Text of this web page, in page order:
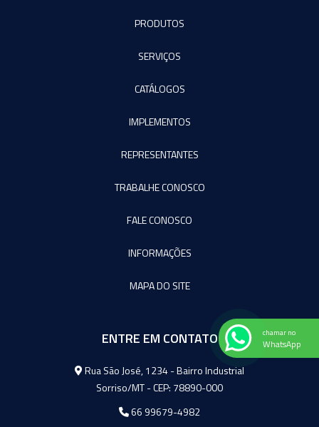
PRODUTOS
SERVIÇOS
CATÁLOGOS
IMPLEMENTOS
REPRESENTANTES
TRABALHE CONOSCO
FALE CONOSCO
INFORMAÇÕES
MAPA DO SITE
ENTRE EM CONTATO
Agromeq
Rua São José, 1234 - Bairro Industrial
Sorriso/MT - CEP: 78890-000
66 99679-4982
chamar no
WhatsApp